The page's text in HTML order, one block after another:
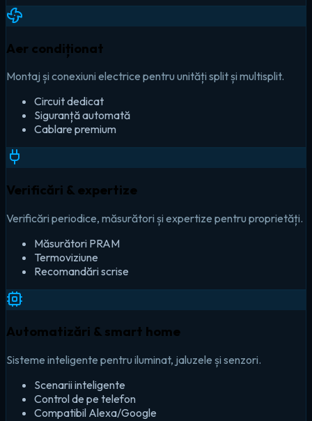
Aer condiționat
Montaj și conexiuni electrice pentru unități split și multisplit.
Circuit dedicat
Siguranță automată
Cablare premium
Verificări & expertize
Verificări periodice, măsurători și expertize pentru proprietăți.
Măsurători PRAM
Termoviziune
Recomandări scrise
Automatizări & smart home
Sisteme inteligente pentru iluminat, jaluzele și senzori.
Scenarii inteligente
Control de pe telefon
Compatibil Alexa/Google